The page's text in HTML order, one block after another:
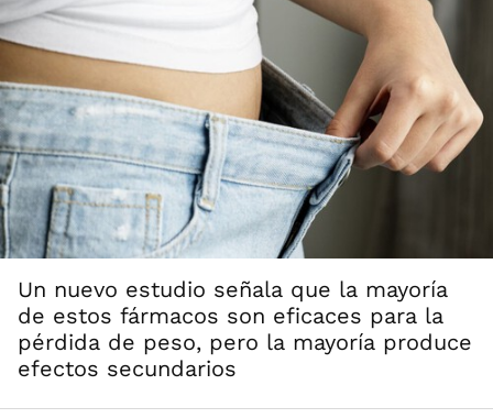
Un nuevo estudio señala que la mayoría
de estos fármacos son eficaces para la
pérdida de peso, pero la mayoría produce
efectos secundarios